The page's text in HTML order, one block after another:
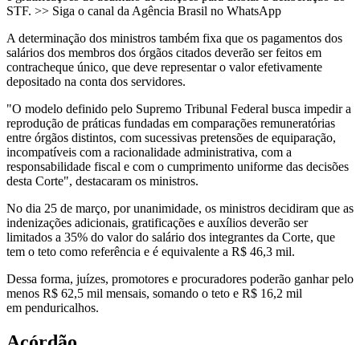
STF. >> Siga o canal da Agência Brasil no WhatsApp
A determinação dos ministros também fixa que os pagamentos dos
salários dos membros dos órgãos citados deverão ser feitos em
contracheque único, que deve representar o valor efetivamente
depositado na conta dos servidores.
"O modelo definido pelo Supremo Tribunal Federal busca impedir a
reprodução de práticas fundadas em comparações remuneratórias
entre órgãos distintos, com sucessivas pretensões de equiparação,
incompatíveis com a racionalidade administrativa, com a
responsabilidade fiscal e com o cumprimento uniforme das decisões
desta Corte", destacaram os ministros.
No dia 25 de março, por unanimidade, os ministros decidiram que as
indenizações adicionais, gratificações e auxílios deverão ser
limitados a 35% do valor do salário dos integrantes da Corte, que
tem o teto como referência e é equivalente a R$ 46,3 mil.
Dessa forma, juízes, promotores e procuradores poderão ganhar pelo
menos R$ 62,5 mil mensais, somando o teto e R$ 16,2 mil
em penduricalhos.